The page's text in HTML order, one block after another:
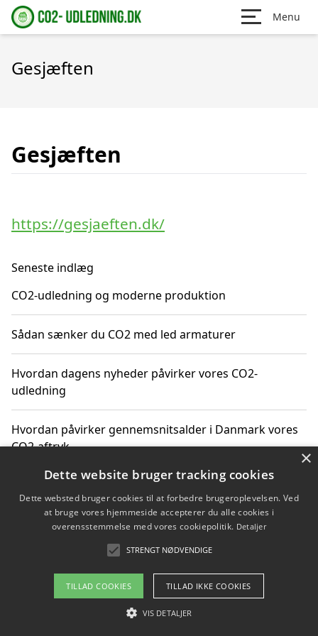
Menu
Gesjæften
Gesjæften
https://gesjaeften.dk/
Seneste indlæg
CO2-udledning og moderne produktion
Sådan sænker du CO2 med led armaturer
Hvordan dagens nyheder påvirker vores CO2-
udledning
Hvordan påvirker gennemsnitsalder i Danmark vores
CO2-aftryk
Hvordan nyheder om CO2-udledning påvirker vores
hverdag
Om / kontakt
Blog Betingelser
×
Dette website bruger tracking cookies
Dette websted bruger cookies til at forbedre brugeroplevelsen. Ved
at bruge vores hjemmeside accepterer du alle cookies i
overensstemmelse med vores cookiepolitik. Detaljer
STRENGT NØDVENDIGE
TILLAD COOKIES TILLAD IKKE COOKIES
VIS DETALJER